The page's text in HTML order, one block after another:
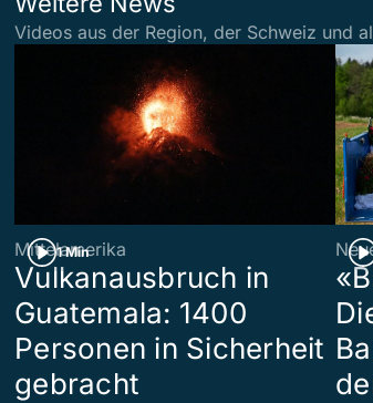
Videos aus der Region, der Schweiz und
1 Min
Mittelamerika
Vulkanausbruch in
Guatemala: 1400
Personen in Sicherheit
gebracht